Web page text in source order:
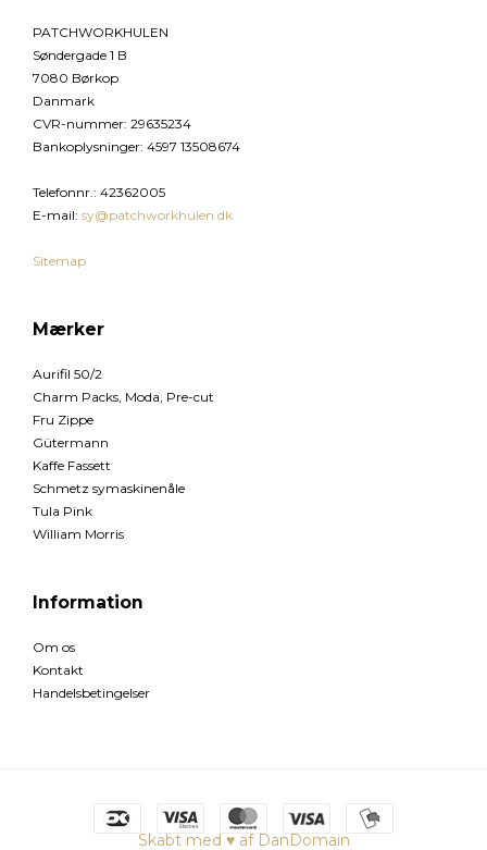
PATCHWORKHULEN
Søndergade 1 B
7080 Børkop
Danmark
CVR-nummer: 29635234
Bankoplysninger: 4597 13508674
Telefonnr.: 42362005
E-mail: sy@patchworkhulen.dk
Sitemap
Mærker
Aurifil 50/2
Charm Packs, Moda, Pre-cut
Fru Zippe
Gütermann
Kaffe Fassett
Schmetz symaskinenåle
Tula Pink
William Morris
Information
Om os
Kontakt
Handelsbetingelser
Skabt med ♥ af DanDomain